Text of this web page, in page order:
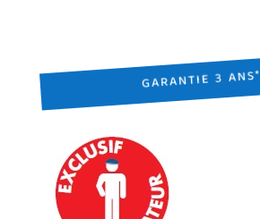
GARANTIE 3 ANS*